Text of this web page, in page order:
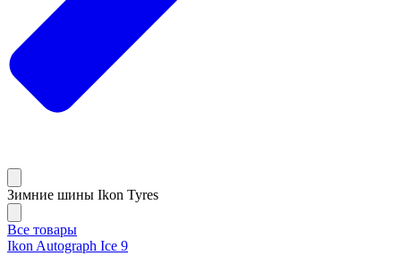
Зимние шины Ikon Tyres
Все товары
Ikon Autograph Ice 9